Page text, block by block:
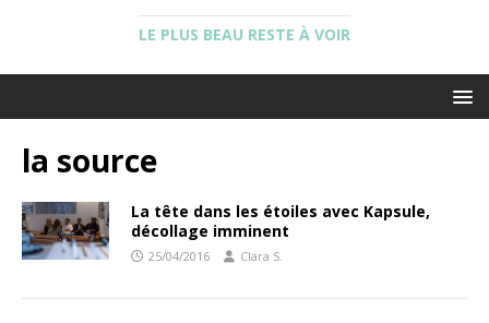
LE PLUS BEAU RESTE À VOIR
la source
La tête dans les étoiles avec Kapsule,
décollage imminent
25/04/2016 Clara S.